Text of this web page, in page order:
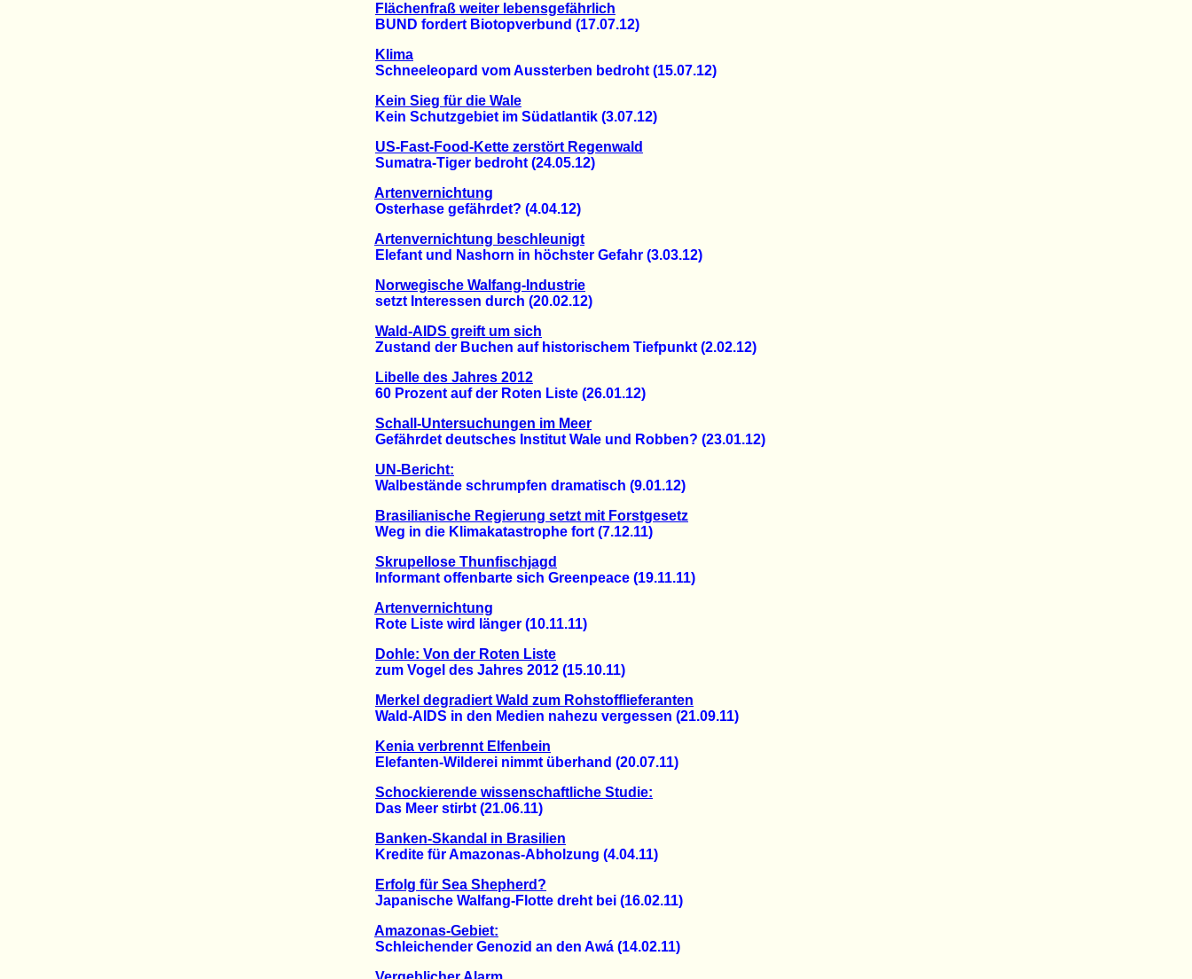
Flächenfraß weiter lebensgefährlich
BUND fordert Biotopverbund (17.07.12)
Klima
Schneeleopard vom Aussterben bedroht (15.07.12)
Kein Sieg für die Wale
Kein Schutzgebiet im Südatlantik (3.07.12)
US-Fast-Food-Kette zerstört Regenwald
Sumatra-Tiger bedroht (24.05.12)
Artenvernichtung
Osterhase gefährdet? (4.04.12)
Artenvernichtung beschleunigt
Elefant und Nashorn in höchster Gefahr (3.03.12)
Norwegische Walfang-Industrie
setzt Interessen durch (20.02.12)
Wald-AIDS greift um sich
Zustand der Buchen auf historischem Tiefpunkt (2.02.12)
Libelle des Jahres 2012
60 Prozent auf der Roten Liste (26.01.12)
Schall-Untersuchungen im Meer
Gefährdet deutsches Institut Wale und Robben? (23.01.12)
UN-Bericht:
Walbestände schrumpfen dramatisch (9.01.12)
Brasilianische Regierung setzt mit Forstgesetz
Weg in die Klimakatastrophe fort (7.12.11)
Skrupellose Thunfischjagd
Informant offenbarte sich Greenpeace (19.11.11)
Artenvernichtung
Rote Liste wird länger (10.11.11)
Dohle: Von der Roten Liste
zum Vogel des Jahres 2012 (15.10.11)
Merkel degradiert Wald zum Rohstofflieferanten
Wald-AIDS in den Medien nahezu vergessen (21.09.11)
Kenia verbrennt Elfenbein
Elefanten-Wilderei nimmt überhand (20.07.11)
Schockierende wissenschaftliche Studie:
Das Meer stirbt (21.06.11)
Banken-Skandal in Brasilien
Kredite für Amazonas-Abholzung (4.04.11)
Erfolg für Sea Shepherd?
Japanische Walfang-Flotte dreht bei (16.02.11)
Amazonas-Gebiet:
Schleichender Genozid an den Awá (14.02.11)